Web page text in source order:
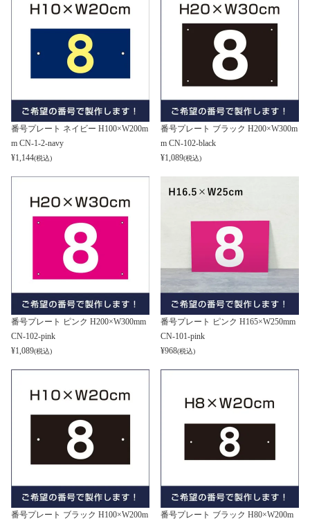
番号プレート ネイビー H100×W200m
m CN-1-2-navy
¥1,144(税込)
番号プレート ブラック H200×W300m
m CN-102-black
¥1,089(税込)
番号プレート ピンク H200×W300mm
CN-102-pink
¥1,089(税込)
番号プレート ピンク H165×W250mm
CN-101-pink
¥968(税込)
番号プレート ブラック H100×W200m
番号プレート ブラック H80×W200m